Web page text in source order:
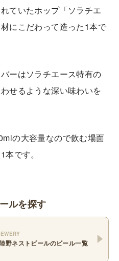
ていたホップ「ソラチエ
にこだわって造った1本で
ーはソラチエース特有の
せるような深い味わいを
の大容量なので飲む場面
です。
ルを探す
野ネストビールのビール一覧